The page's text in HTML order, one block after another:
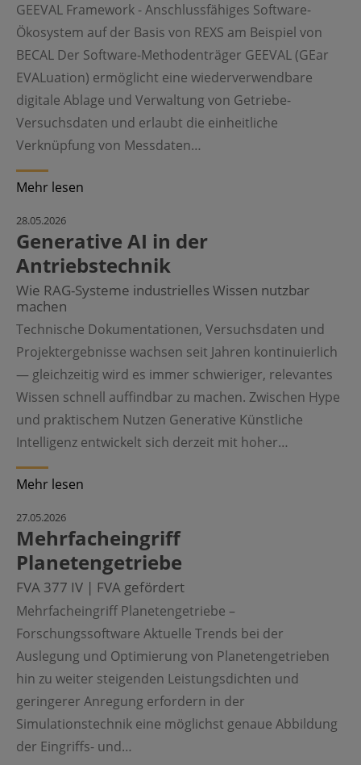
GEEVAL Framework - Anschlussfähiges Software-
Ökosystem auf der Basis von REXS am Beispiel von
BECAL Der Software-Methodenträger GEEVAL (GEar
EVALuation) ermöglicht eine wiederverwendbare
digitale Ablage und Verwaltung von Getriebe-
Versuchsdaten und erlaubt die einheitliche
Verknüpfung von Messdaten…
Mehr lesen
28.05.2026
Generative AI in der
Antriebstechnik
Wie RAG-Systeme industrielles Wissen nutzbar
machen
Technische Dokumentationen, Versuchsdaten und
Projektergebnisse wachsen seit Jahren kontinuierlich
— gleichzeitig wird es immer schwieriger, relevantes
Wissen schnell auffindbar zu machen. Zwischen Hype
und praktischem Nutzen Generative Künstliche
Intelligenz entwickelt sich derzeit mit hoher…
Mehr lesen
27.05.2026
Mehrfacheingriff
Planetengetriebe
FVA 377 IV | FVA gefördert
Mehrfacheingriff Planetengetriebe –
Forschungssoftware Aktuelle Trends bei der
Auslegung und Optimierung von Planetengetrieben
hin zu weiter steigenden Leistungsdichten und
geringerer Anregung erfordern in der
Simulationstechnik eine möglichst genaue Abbildung
der Eingriffs- und…